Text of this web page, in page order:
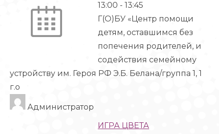
13:00 - 13:45
Г(О)БУ «Центр помощи
детям, оставшимся без
попечения родителей, и
содействия семейному
устройству им. Героя РФ Э.Б. Белана/группа 1, 1
г.о
Администратор
ИГРА ЦВЕТА